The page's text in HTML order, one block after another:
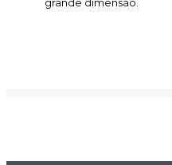
grande dimensão.